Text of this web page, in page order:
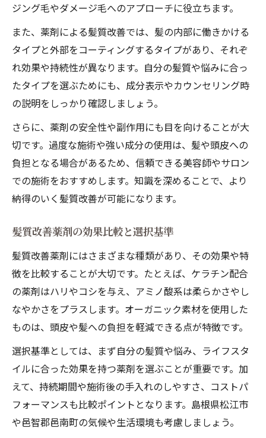
ジング毛やダメージ毛へのアプローチに役立ちます。
また、薬剤による髪質改善では、髪の内部に働きかける
タイプと外部をコーティングするタイプがあり、それぞ
れ効果や持続性が異なります。自分の髪質や悩みに合っ
たタイプを選ぶためにも、成分表示やカウンセリング時
の説明をしっかり確認しましょう。
さらに、薬剤の安全性や副作用にも目を向けることが大
切です。過度な施術や強い成分の使用は、髪や頭皮への
負担となる場合があるため、信頼できる美容師やサロン
での施術をおすすめします。知識を深めることで、より
納得のいく髪質改善が可能になります。
髪質改善薬剤の効果比較と選択基準
髪質改善薬剤にはさまざまな種類があり、その効果や特
徴を比較することが大切です。たとえば、ケラチン配合
の薬剤はハリやコシを与え、アミノ酸系は柔らかさやし
なやかさをプラスします。オーガニック素材を使用した
ものは、頭皮や髪への負担を軽減できる点が特徴です。
選択基準としては、まず自分の髪質や悩み、ライフスタ
イルに合った効果を持つ薬剤を選ぶことが重要です。加
えて、持続期間や施術後の手入れのしやすさ、コストパ
フォーマンスも比較ポイントとなります。島根県松江市
や邑智郡邑南町の気候や生活環境も考慮しましょう。